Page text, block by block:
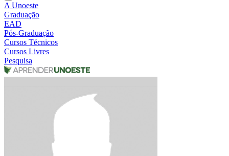
A Unoeste
Graduação
EAD
Pós-Graduação
Cursos Técnicos
Cursos Livres
Pesquisa